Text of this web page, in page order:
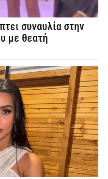
συναυλία στην
με θεατή